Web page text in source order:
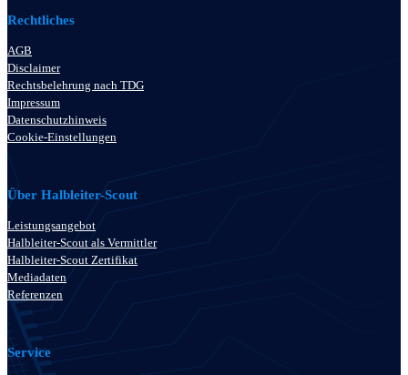
Rechtliches
AGB
Disclaimer
Rechtsbelehrung nach TDG
Impressum
Datenschutzhinweis
Cookie-Einstellungen
Über Halbleiter-Scout
Leistungsangebot
Halbleiter-Scout als Vermittler
Halbleiter-Scout Zertifikat
Mediadaten
Referenzen
Service